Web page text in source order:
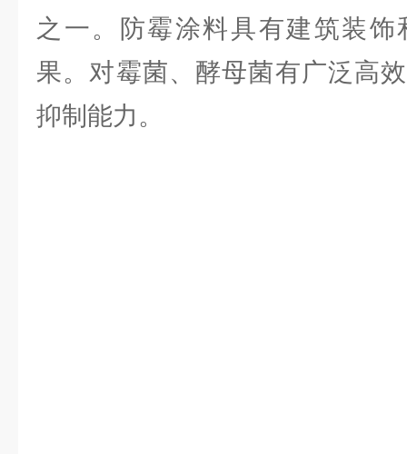
之一。防霉涂料具有建筑装
果。对霉菌、酵母菌有广泛高
抑制能力。